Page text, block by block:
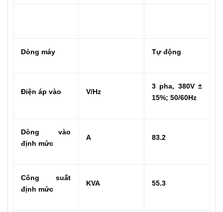
Dòng máy Tự động
Điện áp vào V/Hz
3 pha, 380V ±
15%; 50/60Hz
Dòng vào
định mức
A 83.2
Công suất
định mức
KVA 55.3